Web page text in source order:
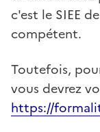
c'est le SIEE
compétent.
Toutefois,
vous devrez
https://